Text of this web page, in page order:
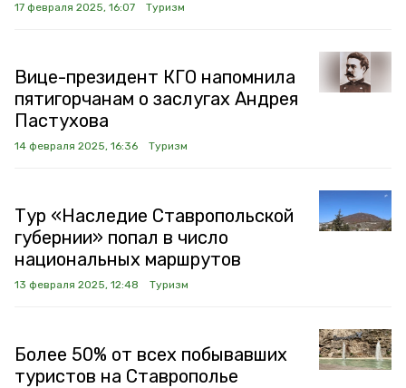
17 февраля 2025, 16:07 Туризм
Вице-президент КГО напомнила
пятигорчанам о заслугах Андрея
Пастухова
14 февраля 2025, 16:36 Туризм
Тур «Наследие Ставропольской
губернии» попал в число
национальных маршрутов
13 февраля 2025, 12:48 Туризм
Более 50% от всех побывавших
туристов на Ставрополье